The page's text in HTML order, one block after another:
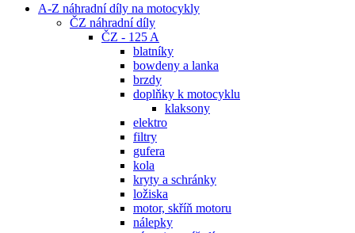
A-Z náhradní díly na motocykly
ČZ náhradní díly
ČZ - 125 A
blatníky
bowdeny a lanka
brzdy
doplňky k motocyklu
klaksony
elektro
filtry
gufera
kola
kryty a schránky
ložiska
motor, skříň motoru
nálepky